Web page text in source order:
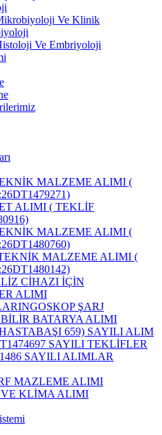
Ve Klinik
Ve Embriyoloji
MALZEME ALIMI (
ALIMI ( TEKLİF
MALZEME ALIMI (
MALZEME ALIMI (
CİHAZI İÇİN
ALIMI
ŞARJ
BATARYA ALIMI
659) SAYILI ALIM
SAYILI TEKLİFLER
SAYILI ALIMLAR
MAZLEME ALIMI
KLİMA ALIMI